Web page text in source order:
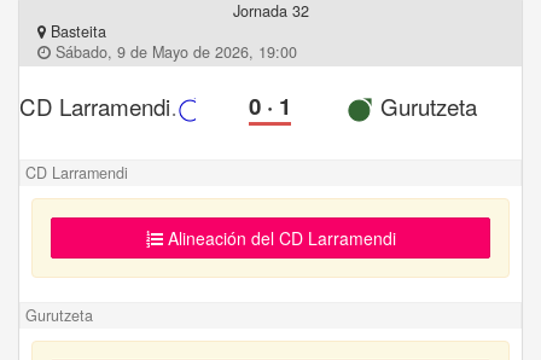
Jornada 32
Basteita
Sábado, 9 de Mayo de 2026, 19:00
CD Larramendi 0 · 1 Gurutzeta
CD Larramendi
Alineación del CD Larramendi
Gurutzeta